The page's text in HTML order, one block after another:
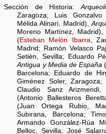
Sección de Historia:
Zaragoza; Luis
Mélida Alinari, Madrid),
Moreno Martínez, Madrid),
(Esteban Melón Ibarra,
Madrid; Ramón Velasco
Setién, Sevilla; Eduardo
Antigua y Media de España
Barcelona; Eduardo de
Giménez Soler,
Claudio Sanz Arizmendi,
(Antonio Ballesteros
(Juan Ortega Rubio,
Subirana, Barcelona;
Armando González-Rúa
Belloc, Sevilla; José